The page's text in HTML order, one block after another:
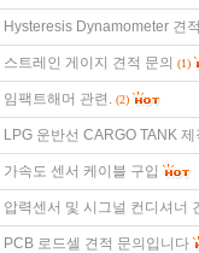
Hysteresis Dynamometer 견
스트레인 게이지 견적 문의 (1)
임팩트해머 관련. (2)
LPG 운반선 CARGO TANK
가속도 센서 케이블 구입
압력센서 및 시그널 컨디셔너
PCB 로드셀 견적 문의입니다